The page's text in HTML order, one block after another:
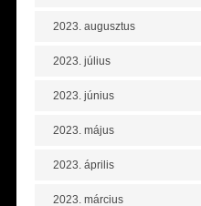
2023. augusztus
2023. július
2023. június
2023. május
2023. április
2023. március